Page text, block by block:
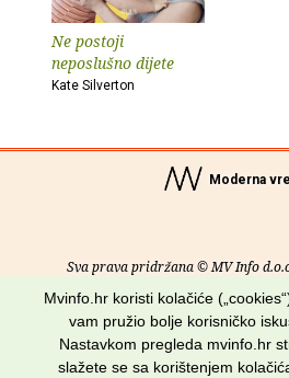
Ne postoji
neposlušno dijete
Kate Silverton
Moderna
Sva prava pridržana © MV Info
Uvjeti
Potraži nas na:
Mvinfo.hr koristi kolačiće
vam pružio bolje korisničko
Nastavkom pregleda mvinfo.hr
slažete se sa korištenjem